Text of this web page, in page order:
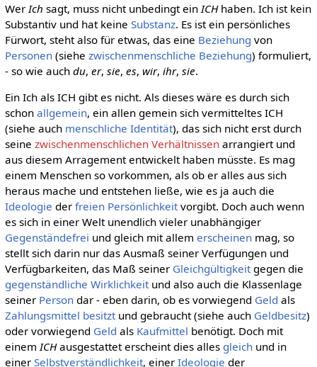
Wer Ich sagt, muss nicht unbedingt ein ICHhaben. Ich ist kein
Substantiv und hat keine Substanz. Es ist ein persönliches
Fürwort, steht also für etwas, das eine Beziehung von
Personen(siehe zwischenmenschliche Beziehung) formuliert,
- so wie auch du, er, sie, es, wir, ihr, sie.
Ein Ich als ICH gibt es nicht. Als dieses wäre es durch sich
schon allgemein, ein allen gemein sich vermitteltes ICH
(siehe auch menschliche Identität), das sich nicht erst durch
seine zwischenmenschlichen Verhältnissenarrangiert und
aus diesem Arragement entwickelt haben müsste. Es mag
einem Menschen so vorkommen, als ob er alles aus sich
heraus mache und entstehen ließe, wie es ja auch die
Ideologie der freien Persönlichkeitvorgibt. Doch auch wenn
es sich in einer Welt unendlich vieler unabhängiger
Gegenständefrei und gleich mit allem erscheinenmag, so
stellt sich darin nur das Ausmaß seiner Verfügungen und
Verfügbarkeiten, das Maß seiner Gleichgültigkeitgegen die
gegenständliche Wirklichkeitund also auch die Klassenlage
seiner Persondar - eben darin, ob es vorwiegend Geld als
Zahlungsmittel besitztund gebraucht (siehe auch Geldbesitz)
oder vorwiegend Geld als Kaufmittel benötigt. Doch mit
einem ICHausgestattet erscheint dies alles gleichund in
einer Selbstverständlichkeit, einer Ideologie der